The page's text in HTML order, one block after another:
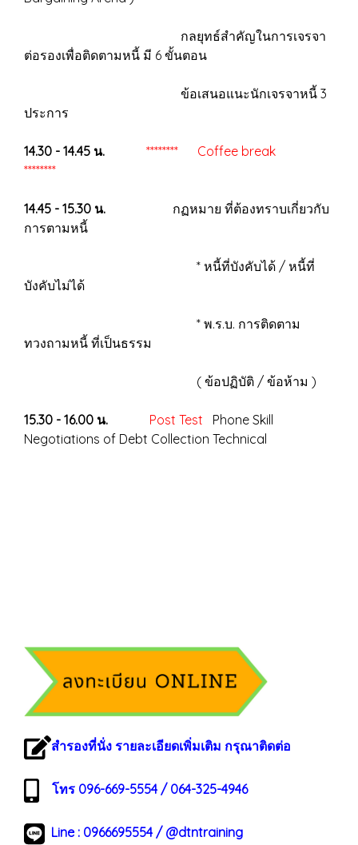
กลยุทธ์สำคัญในการเจรจา
ต่อรองเพื่อติดตามหนี้ มี 6 ขั้นตอน
ข้อเสนอแนะนักเจรจาหนี้ 3
ประการ
14.30 - 14.45 น.
******** Coffee break
********
14.45 - 15.30 น. กฏหมาย ที่ต้องทราบเกี่ยวกับ
การตามหนี้
* หนี้ที่บังคับได้ / หนี้ที่
บังคับไม่ได้
* พ.ร.บ. การติดตาม
ทวงถามหนี้ ที่เป็นธรรม
( ข้อปฏิบัติ / ข้อห้าม )
15.30 - 16.00 น. Post Test Phone Skill
Negotiations of Debt Collection Technical
สำรองที่นั่ง รายละเอียดเพิ่มเติม กรุณาติดต่อ
โทร 096-669-5554 / 064-325-4946
Line : 0966695554/ @dtntraining